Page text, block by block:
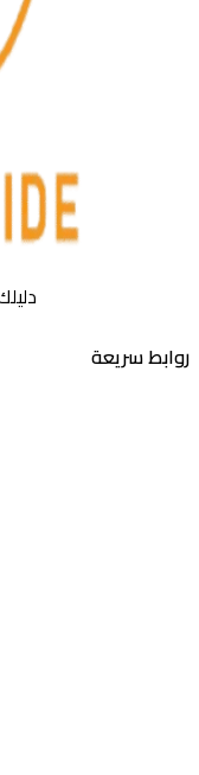
دليلك
سريعة